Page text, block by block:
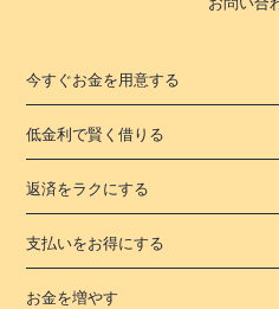
今すぐお金を用意する
低金利で賢く借りる
返済をラクにする
支払いをお得にする
お金を増やす